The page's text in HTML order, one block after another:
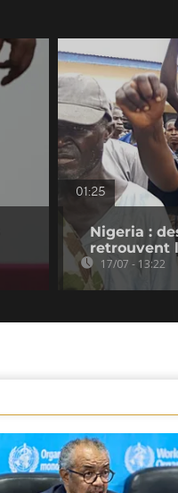
01:25
Nigeria :
retrouvent
17/07 - 13:22